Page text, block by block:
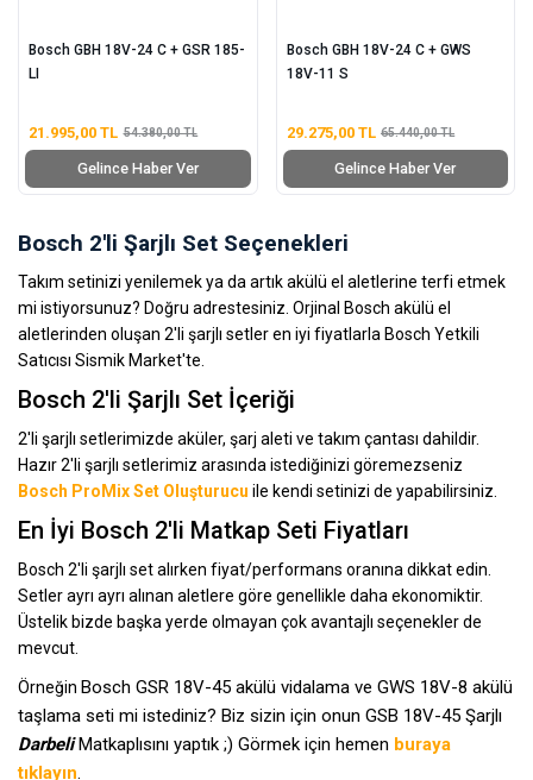
Bosch GBH 18V-24 C + GSR 185-
LI
21.995,00 TL 54.380,00 TL
Gelince Haber Ver
Bosch GBH 18V-24 C + GWS
18V-11 S
29.275,00 TL 65.440,00 TL
Gelince Haber Ver
Bosch 2'li Şarjlı Set Seçenekleri
Takım setinizi yenilemek ya da artık akülü el aletlerine terfi etmek
mi istiyorsunuz? Doğru adrestesiniz. Orjinal Bosch akülü el
aletlerinden oluşan 2'li şarjlı setler en iyi fiyatlarla Bosch Yetkili
Satıcısı Sismik Market'te.
Bosch 2'li Şarjlı Set İçeriği
2'li şarjlı setlerimizde aküler, şarj aleti ve takım çantası dahildir.
Hazır 2'li şarjlı setlerimiz arasında istediğinizi göremezseniz
Bosch ProMix Set Oluşturucu ile kendi setinizi de yapabilirsiniz.
En İyi Bosch 2'li Matkap Seti Fiyatları
Bosch 2'li şarjlı set alırken fiyat/performans oranına dikkat edin.
Setler ayrı ayrı alınan aletlere göre genellikle daha ekonomiktir.
Üstelik bizde başka yerde olmayan çok avantajlı seçenekler de
mevcut.
Örneğin Bosch GSR 18V-45 akülü vidalama ve GWS 18V-8 akülü
taşlama seti mi istediniz? Biz sizin için onun GSB 18V-45 Şarjlı
DarbeliMatkaplısını yaptık ;) Görmek için hemen buraya
tıklayın